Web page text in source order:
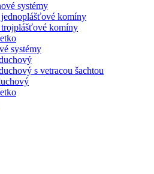
systémy
komíny
komíny
systémy
s vetracou šachtou